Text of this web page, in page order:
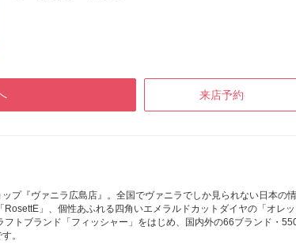
来店予約
プ『ヴァニラ広島店』。全国でヴァニラでしか見られない日本の
」、個性あふれる四角いエメラルドカットダイヤの「オレ
フトブランド「フィッシャー」をはじめ、国内外の66ブランド・
。